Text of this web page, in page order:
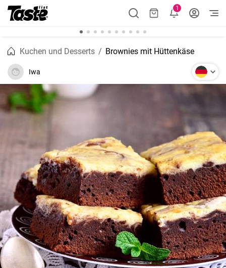
1
Kuchen und Desserts Brownies mit Hüttenkäse
Iwa